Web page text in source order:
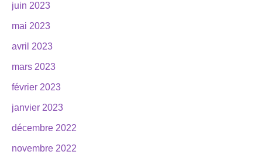
juin 2023
mai 2023
avril 2023
mars 2023
février 2023
janvier 2023
décembre 2022
novembre 2022